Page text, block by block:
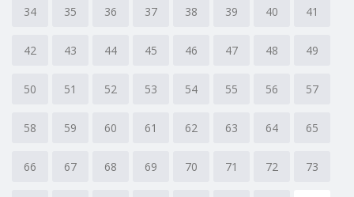
34 35 36 37 38 39 40 41
42 43 44 45 46 47 48 49
50 51 52 53 54 55 56 57
58 59 60 61 62 63 64 65
66 67 68 69 70 71 72 73